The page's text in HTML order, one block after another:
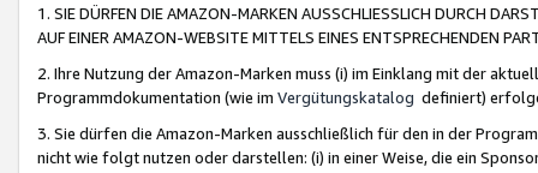
1. SIE DÜRFEN DIE AMAZON-MARKEN AUSSCHLIESSLICH DURCH
AUF EINER AMAZON-WEBSITE MITTELS EINES ENTSPRECHENDEN
2. Ihre Nutzung der Amazon-Marken muss (i) im Einklang mit der
Programmdokumentation (wie im Vergütungskatalog definiert)
3. Sie dürfen die Amazon-Marken ausschließlich für den in der
nicht wie folgt nutzen oder darstellen: (i) in einer Weise, die ein